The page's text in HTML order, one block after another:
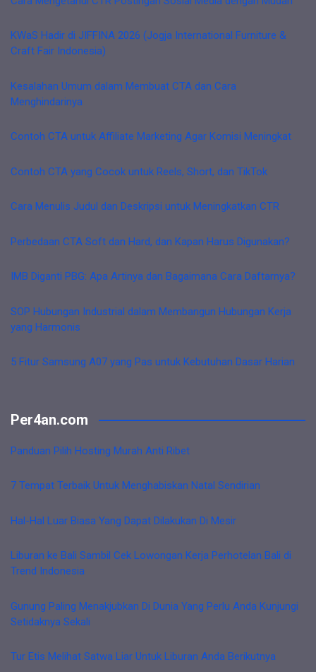
KWaS Hadir di JIFFINA 2026 (Jogja International Furniture &
Craft Fair Indonesia)
Kesalahan Umum dalam Membuat CTA dan Cara
Menghindarinya
Contoh CTA untuk Affiliate Marketing Agar Komisi Meningkat
Contoh CTA yang Cocok untuk Reels, Short, dan TikTok
Cara Menulis Judul dan Deskripsi untuk Meningkatkan CTR
Perbedaan CTA Soft dan Hard, dan Kapan Harus Digunakan?
IMB Diganti PBG: Apa Artinya dan Bagaimana Cara Daftarnya?
SOP Hubungan Industrial dalam Membangun Hubungan Kerja
yang Harmonis
5 Fitur Samsung A07 yang Pas untuk Kebutuhan Dasar Harian
Per4an.com
Panduan Pilih Hosting Murah Anti Ribet
7 Tempat Terbaik Untuk Menghabiskan Natal Sendirian
Hal-Hal Luar Biasa Yang Dapat Dilakukan Di Mesir
Liburan ke Bali Sambil Cek Lowongan Kerja Perhotelan Bali di
Trend Indonesia
Gunung Paling Menakjubkan Di Dunia Yang Perlu Anda Kunjungi
Setidaknya Sekali
Tur Etis Melihat Satwa Liar Untuk Liburan Anda Berikutnya